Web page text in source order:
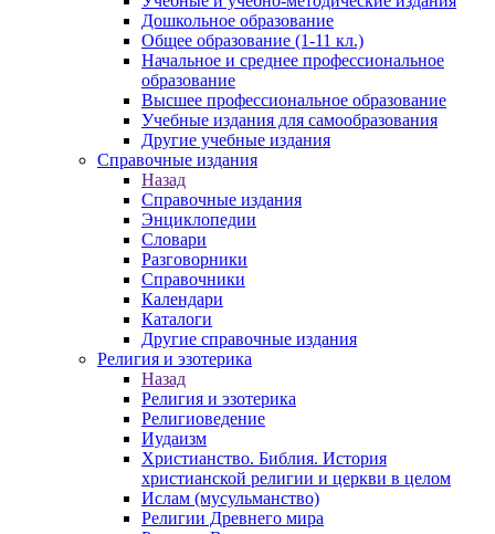
Дошкольное образование
Общее образование (1-11 кл.)
Начальное и среднее профессиональное
образование
Высшее профессиональное образование
Учебные издания для самообразования
Другие учебные издания
Справочные издания
Назад
Справочные издания
Энциклопедии
Словари
Разговорники
Справочники
Календари
Каталоги
Другие справочные издания
Религия и эзотерика
Назад
Религия и эзотерика
Религиоведение
Иудаизм
Христианство. Библия. История
христианской религии и церкви в целом
Ислам (мусульманство)
Религии Древнего мира